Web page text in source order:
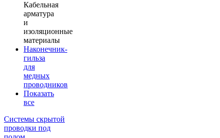
Кабельная
арматура
и
изоляционные
материалы
Наконечник-
гильза
для
медных
проводников
Показать
все
Системы скрытой
проводки под